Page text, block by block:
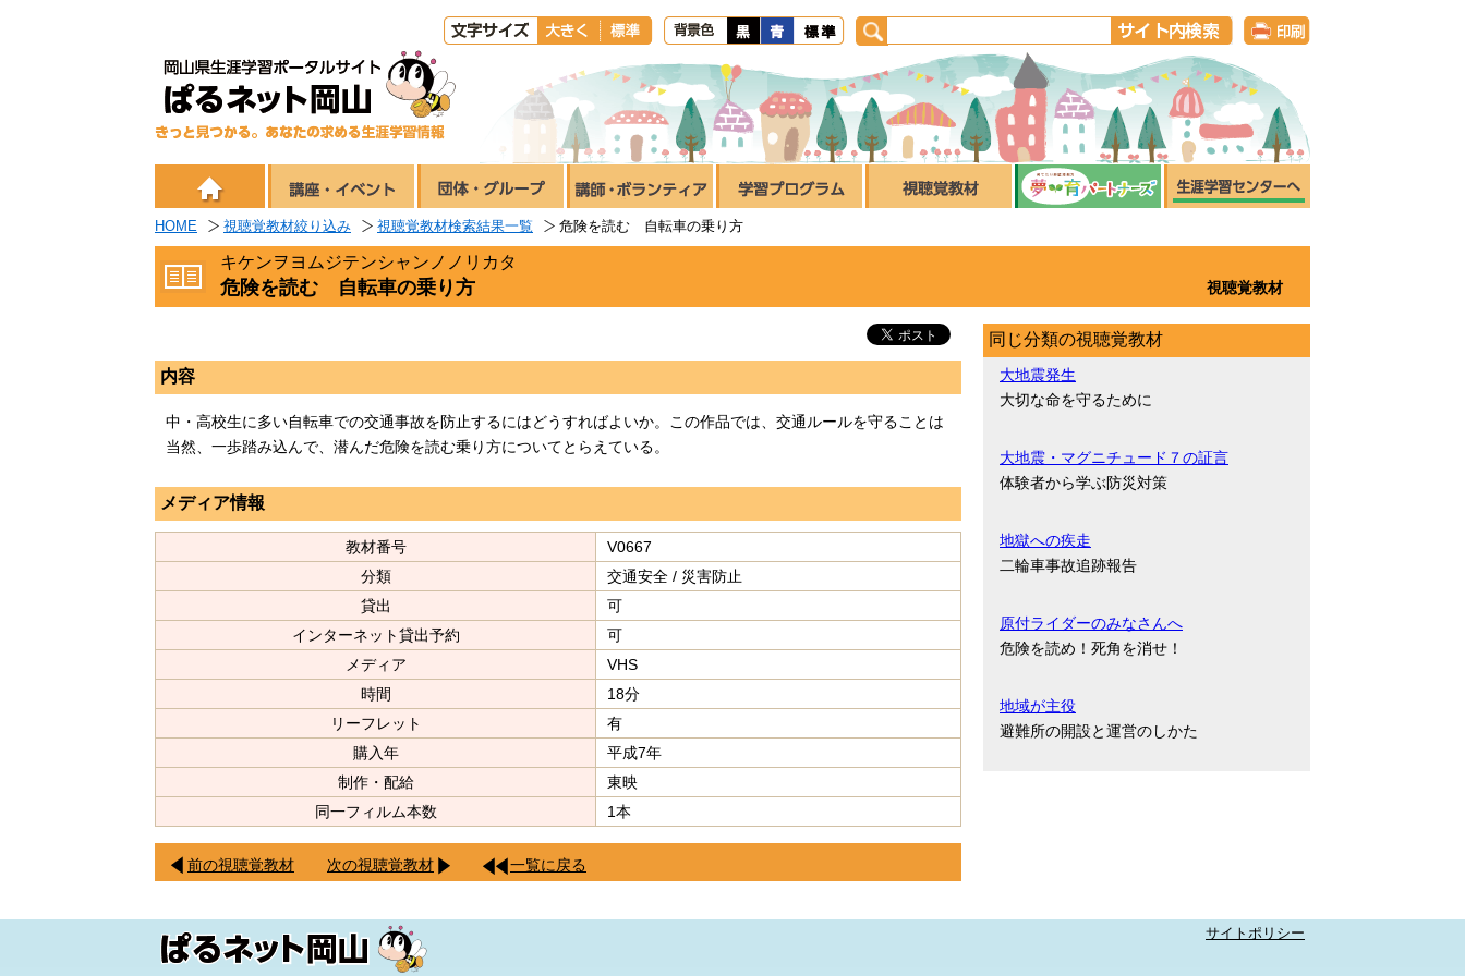
HOME 視聴覚教材絞り込み 視聴覚教材検索結果一覧 危険を読む 自転車の乗り方
キケンヲヨムジテンシャンノノリカタ
危険を読む 自転車の乗り方 視聴覚教材
内容
中・高校生に多い自転車での交通事故を防止するにはどうすればよいか。この作品では、交通ルールを守ることは
当然、一歩踏み込んで、潜んだ危険を読む乗り方についてとらえている。
メディア情報
教材番号
V0667
分類
交通安全 / 災害防止
貸出
可
インターネット貸出予約
可
メディア
VHS
時間
18分
リーフレット
有
購入年
平成7年
制作・配給
東映
同一フィルム本数
1本
前の視聴覚教材 次の視聴覚教材 一覧に戻る
同じ分類の視聴覚教材
大地震発生
大切な命を守るために
大地震・マグニチュード７の証言
体験者から学ぶ防災対策
地獄への疾走
二輪車事故追跡報告
原付ライダーのみなさんへ
危険を読め！死角を消せ！
地域が主役
避難所の開設と運営のしかた
サイトポリシー